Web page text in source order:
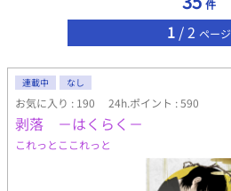
件
1 / 2 ページ
連載中 なし
お気に入り : 190 24h.ポイント : 590
剥落 －はくらく－
これっとここれっと